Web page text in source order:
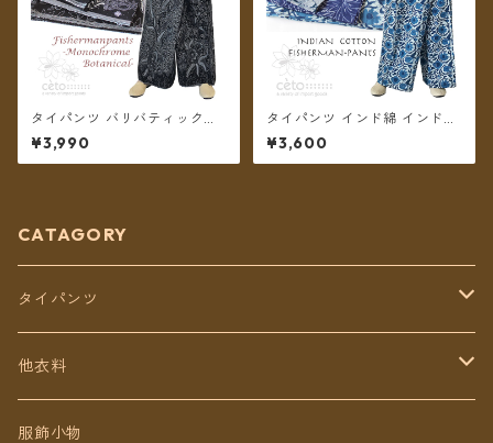
タイパンツ バリバティック柄
モノトーン ボタニカル 3タイ
プ リゾパン ロング丈【メール
便送料無料】
¥3,990
タイパンツ インド綿 インド更
紗 no.13 ネイビー&モノトーン
フラワープリント 3タイプ全4
カラー ロング丈【メール便送
¥3,600
CATAGORY
タイパンツ
定番無地タイパンツ
チェトオリジナル
他衣料
トップス
服飾小物